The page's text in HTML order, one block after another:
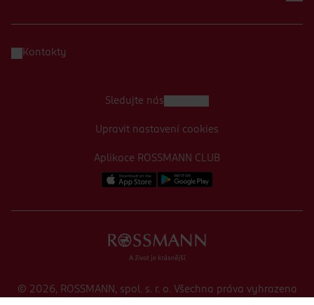
Kontakty
Aplikace ROSSMANN CLUB
Sledujte nás
Upravit nastavení cookies
© 2026, ROSSMANN, spol. s. r. o. Všechna práva vyhrazena